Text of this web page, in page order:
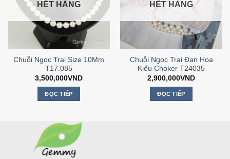
HẾT HÀNG
Chuỗi Ngọc Trai Size 10Mm
T17.085
3,500,000VND
ĐỌC TIẾP
HẾT HÀNG
Chuỗi Ngọc Trai Đan Hoa
Kiểu Choker T24035
2,900,000VND
ĐỌC TIẾP